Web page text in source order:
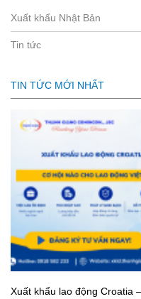
Xuất khẩu Nhật Bản
Tin tức
TIN TỨC MỚI NHẤT
Xuất khẩu lao động Croatia